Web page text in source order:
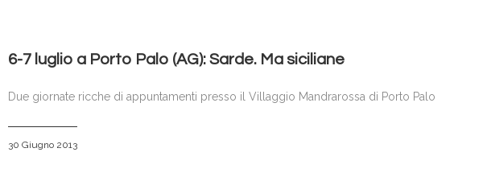
6-7 luglio a Porto Palo (AG): Sarde. Ma siciliane
Due giornate ricche di appuntamenti presso il Villaggio Mandrarossa di Porto Palo
30 Giugno 2013